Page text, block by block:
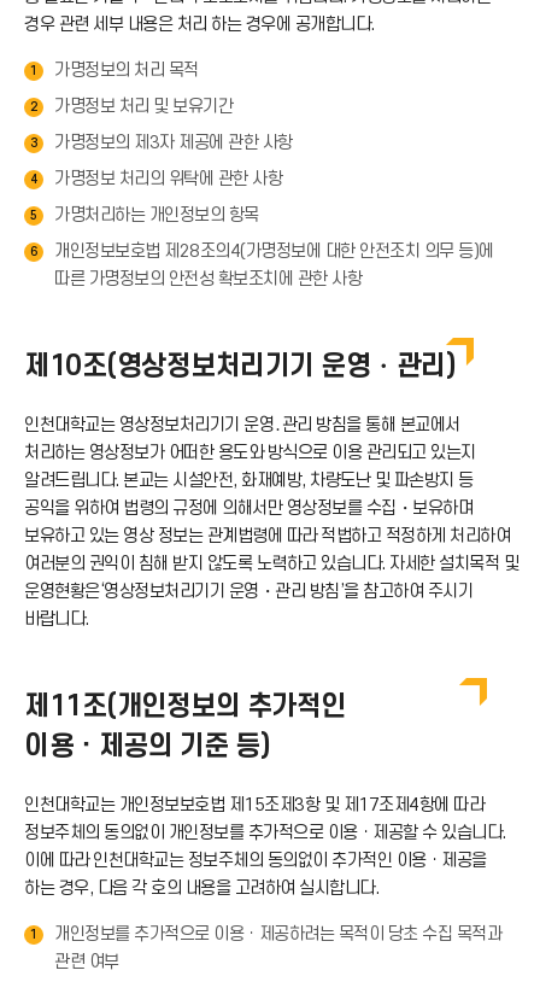
이
경우 관련 세부 내용은 처리 하는 경우에 공개합니다.
1 가명정보의 처리 목적
2 가명정보 처리 및 보유기간
3 가명정보의 제3자 제공에 관한 사항
4 가명정보 처리의 위탁에 관한 사항
5 가명처리하는 개인정보의 항목
6
개인정보보호법 제28조의4(가명정보에 대한 안전조치 의무 등)에
따른 가명정보의 안전성 확보조치에 관한 사항
제10조(영상정보처리기기 운영・관리)
인천대학교는 영상정보처리기기 운영․관리 방침을 통해 본교에서
처리하는 영상정보가 어떠한 용도와 방식으로 이용 관리되고 있는지
알려드립니다. 본교는 시설안전, 화재예방, 차량도난 및 파손방지 등
공익을 위하여 법령의 규정에 의해서만 영상정보를 수집・보유하며
보유하고 있는 영상 정보는 관계법령에 따라 적법하고 적정하게 처리하여
여러분의 권익이 침해 받지 않도록 노력하고 있습니다. 자세한 설치목적 및
운영현황은‘영상정보처리기기 운영・관리 방침’을 참고하여 주시기
바랍니다.
제11조(개인정보의 추가적인
이용ㆍ제공의 기준 등)
인천대학교는 개인정보보호법 제15조제3항 및 제17조제4항에 따라
정보주체의 동의없이 개인정보를 추가적으로 이용ㆍ제공할 수 있습니다.
이에 따라 인천대학교는 정보주체의 동의없이 추가적인 이용ㆍ제공을
하는 경우, 다음 각 호의 내용을 고려하여 실시합니다.
1
개인정보를 추가적으로 이용ㆍ제공하려는 목적이 당초 수집 목적과
관련 여부